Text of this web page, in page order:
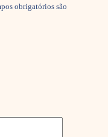
obrigatórios são